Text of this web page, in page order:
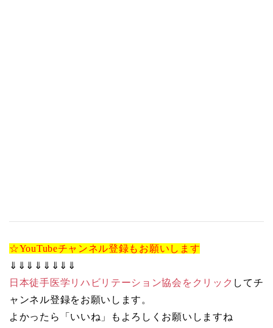
☆YouTubeチャンネル登録もお願いします
⇓⇓⇓⇓⇓⇓⇓⇓
日本徒手医学リハビリテーション協会をクリック してチ
ャンネル登録をお願いします。
よかったら「いいね」もよろしくお願いしますね